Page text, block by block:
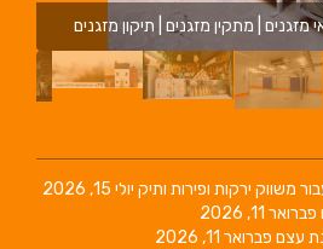
מזגנים | מתקין מזגנים | תיקון מזגנים
משווק ירקות ופירות ותיק יולי 15, 2026
פברואר 11, 2026
עצם פברואר 11, 2026